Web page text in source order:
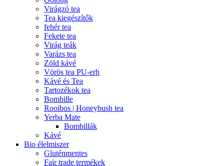
Virágzó tea
Tea kiegészítők
fehér tea
Fekete tea
Virág teák
Varázs tea
Zöld kávé
Vörös tea PU-erh
Kávé és Tea
Tartozékok tea
Bombille
Rooibos | Honeybush tea
Yerba Mate
Bombillák
Kávé
Bio élelmiszer
Gluténmentes
Fair trade termékek